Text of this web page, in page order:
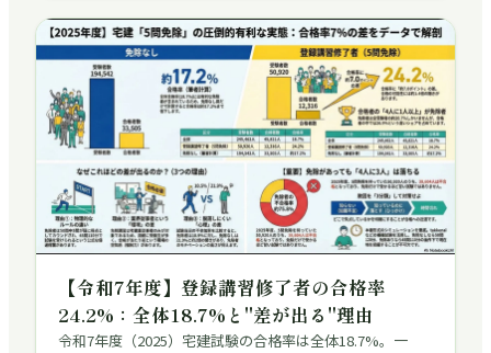
【令和7年度】登録講習修了者の合格率
24.2%：全体18.7%と"差が出る"理由
令和7年度（2025）宅建試験の合格率は全体18.7%。一